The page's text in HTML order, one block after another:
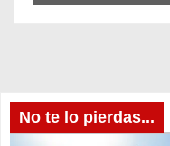
No te lo pierdas...